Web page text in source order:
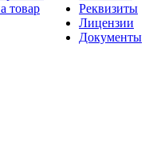
товар
Реквизиты
Лицензии
Документы